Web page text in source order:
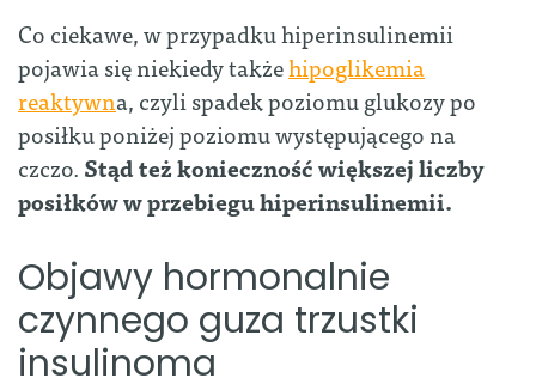
Co ciekawe, w przypadku hiperinsulinemii
pojawia się niekiedy takżehipoglikemia
reaktywna, czyli spadek poziomu glukozy po
posiłku poniżej poziomu występującego na
czczo.Stąd też konieczność większej liczby
posiłków w przebiegu hiperinsulinemii.
Objawy hormonalnie
czynnego guza trzustki
insulinoma